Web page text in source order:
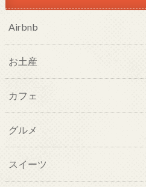
Airbnb
お土産
カフェ
グルメ
スイーツ